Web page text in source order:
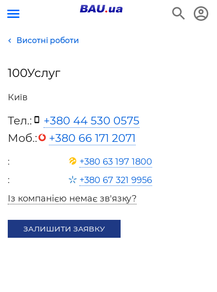
Висотні роботи
100Услуг
Київ
Тел.:
+380 44 530 0575
Моб.:
+380 66 171 2071
:
+380 63 197 1800
:
+380 67 321 9956
Із компанією немає зв'язку?
ЗАЛИШИТИ ЗАЯВКУ